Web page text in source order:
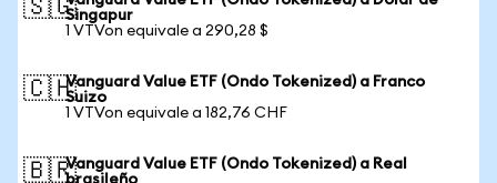
🇸🇬Singapur
1 VTVon equivale a 290,28 $
🇨🇭Vanguard Value ETF (Ondo Tokenized) a Franco
Suizo
1 VTVon equivale a 182,76 CHF
🇧🇷Vanguard Value ETF (Ondo Tokenized) a Real
brasileño